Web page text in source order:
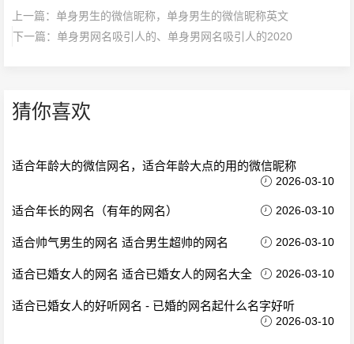
上一篇： 单身男生的微信昵称，单身男生的微信昵称英文
下一篇： 单身男网名吸引人的、单身男网名吸引人的2020
猜你喜欢
适合年龄大的微信网名，适合年龄大点的用的微信昵称
2026-03-10
适合年长的网名（有年的网名） 2026-03-10
适合帅气男生的网名 适合男生超帅的网名 2026-03-10
适合已婚女人的网名 适合已婚女人的网名大全 2026-03-10
适合已婚女人的好听网名 - 已婚的网名起什么名字好听
2026-03-10